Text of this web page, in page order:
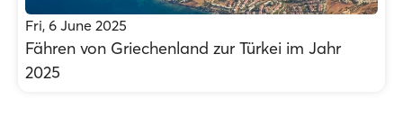
Fri, 6 June 2025
Fähren von Griechenland zur Türkei im Jahr
2025